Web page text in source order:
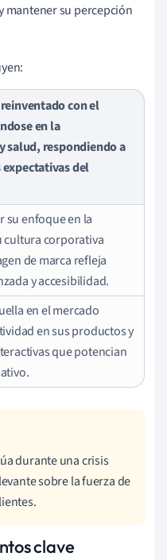
mantener su percepción
reinventado con el
en la
salud, respondiendo a
del
su enfoque en la
cultura corporativa
de marca refleja
y accesibilidad.
en el mercado
en sus productos y
que potencian
durante una crisis
sobre la fuerza de
clave